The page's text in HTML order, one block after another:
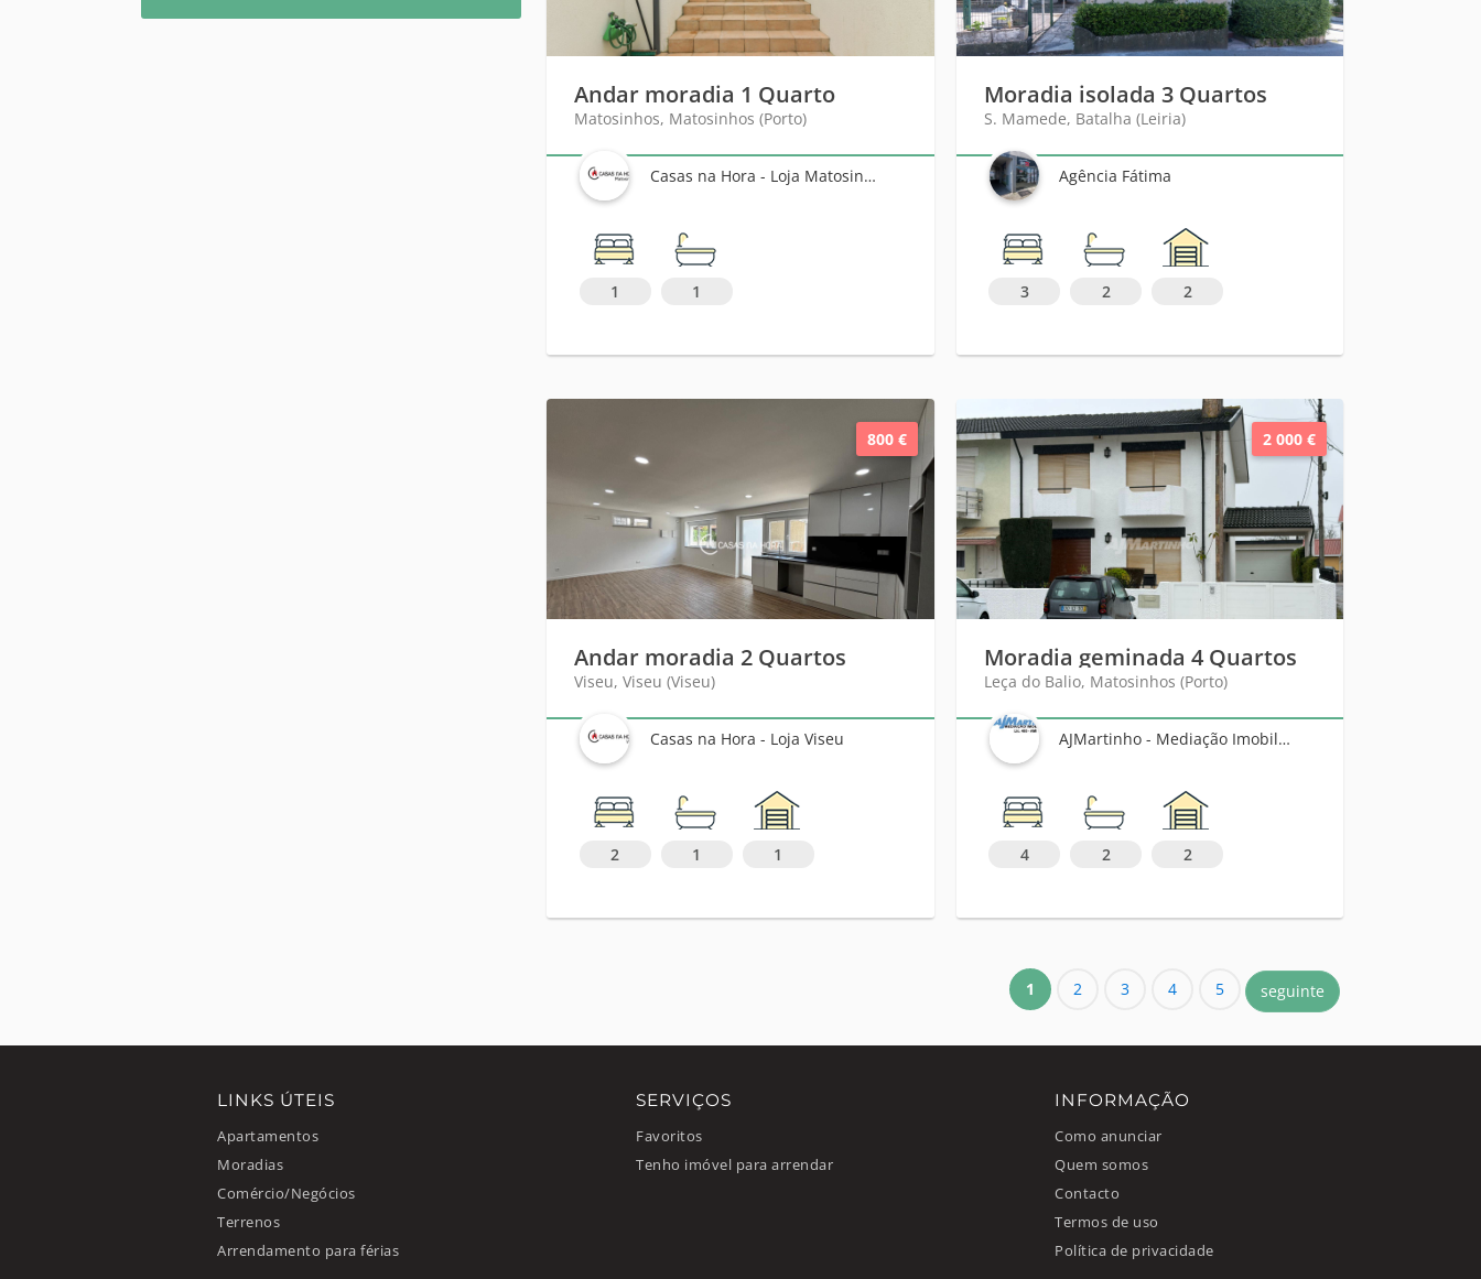
Andar moradia 1 Quarto
Matosinhos, Matosinhos (Porto)
Casas na Hora - Loja Matosinhos
1 1
Moradia isolada 3 Quartos
S. Mamede, Batalha (Leiria)
Agência Fátima
3 2 2
800 €
Andar moradia 2 Quartos
Viseu, Viseu (Viseu)
Casas na Hora - Loja Viseu
2 1 1
2 000 €
Moradia geminada 4 Quartos
Leça do Balio, Matosinhos (Porto)
AJMartinho - Mediação Imobiliária
4 2 2
1 2 3 4 5 seguinte
LINKS ÚTEIS
Apartamentos
Moradias
Comércio/Negócios
Terrenos
Arrendamento para férias
SERVIÇOS
Favoritos
Tenho imóvel para arrendar
INFORMAÇÃO
Como anunciar
Quem somos
Contacto
Termos de uso
Política de privacidade